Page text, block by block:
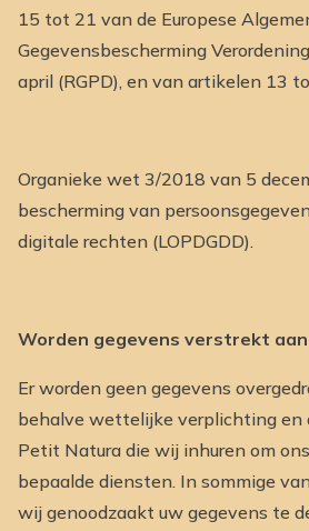
15 tot 21 van de Europese
Gegevensbescherming
april (RGPD), en van artikelen 13
Organieke wet 3/2018 van 5
bescherming van
digitale rechten (LOPDGDD).
Worden gegevens verstrekt
Er worden geen gegevens
behalve wettelijke verplichting en
Petit Natura die wij inhuren om
bepaalde diensten. In sommige
wij genoodzaakt uw gegevens te